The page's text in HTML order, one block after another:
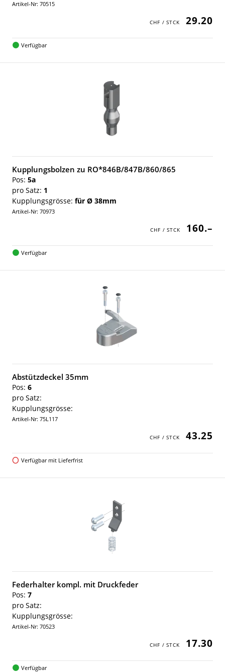
Artikel-Nr: 70515
29.20
Verfügbar
Kupplungsbolzen zu RO*846B/847B/860/865
Pos: 5a
pro Satz: 1
Kupplungsgrösse: für Ø 38mm
Artikel-Nr: 70973
160.–
Verfügbar
Abstützdeckel 35mm
Pos: 6
pro Satz:
Kupplungsgrösse:
Artikel-Nr: 75L117
43.25
Verfügbar mit Lieferfrist
Federhalter kompl. mit Druckfeder
Pos: 7
pro Satz:
Kupplungsgrösse:
Artikel-Nr: 70523
17.30
Verfügbar